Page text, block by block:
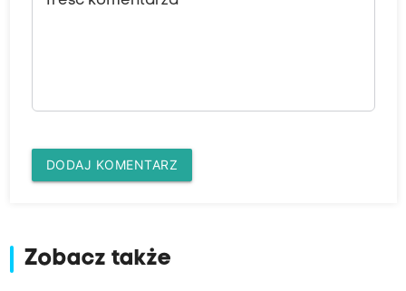
DODAJ KOMENTARZ
Zobacz także